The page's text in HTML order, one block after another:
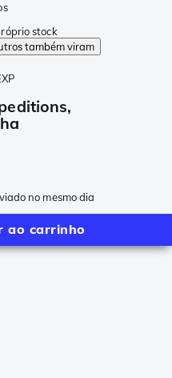
stock
também viram
no mesmo dia
ao carrinho